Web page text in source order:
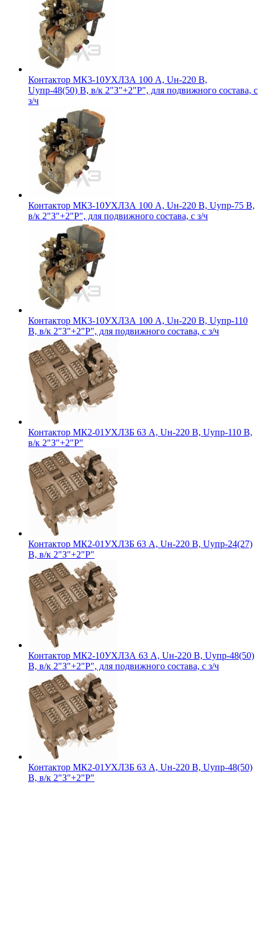
Контактор МК3-10УХЛ3А 100 А, Uн-220 В,
Uупр-48(50) В, в/к 2"З"+2"Р", для подвижного состава, с
з/ч
Контактор МК3-10УХЛ3А 100 А, Uн-220 В, Uупр-75 В,
в/к 2"З"+2"Р", для подвижного состава, с з/ч
Контактор МК3-10УХЛ3А 100 А, Uн-220 В, Uупр-110
В, в/к 2"З"+2"Р", для подвижного состава, с з/ч
Контактор МК2-01УХЛ3Б 63 А, Uн-220 В, Uупр-110 В,
в/к 2"З"+2"Р"
Контактор МК2-01УХЛ3Б 63 А, Uн-220 В, Uупр-24(27)
В, в/к 2"З"+2"Р"
Контактор МК2-10УХЛ3А 63 А, Uн-220 В, Uупр-48(50)
В, в/к 2"З"+2"Р", для подвижного состава, с з/ч
Контактор МК2-01УХЛ3Б 63 А, Uн-220 В, Uупр-48(50)
В, в/к 2"З"+2"Р"